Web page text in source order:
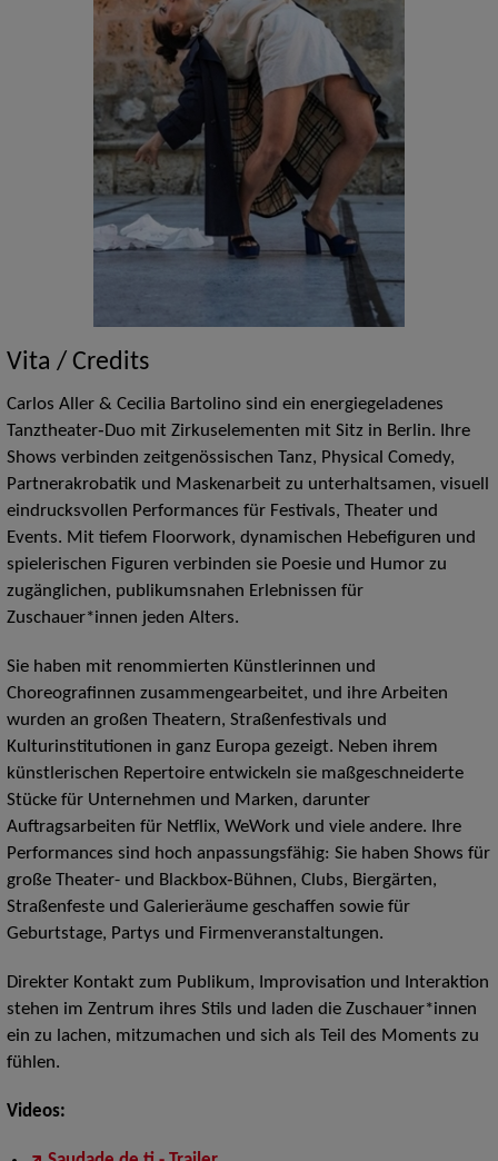
Vita / Credits
Carlos Aller & Cecilia Bartolino sind ein energiegeladenes
Tanztheater‑Duo mit Zirkuselementen mit Sitz in Berlin. Ihre
Shows verbinden zeitgenössischen Tanz, Physical Comedy,
Partnerakrobatik und Maskenarbeit zu unterhaltsamen, visuell
eindrucksvollen Performances für Festivals, Theater und
Events. Mit tiefem Floorwork, dynamischen Hebefiguren und
spielerischen Figuren verbinden sie Poesie und Humor zu
zugänglichen, publikumsnahen Erlebnissen für
Zuschauer*innen jeden Alters.
Sie haben mit renommierten Künstlerinnen und
Choreografinnen zusammengearbeitet, und ihre Arbeiten
wurden an großen Theatern, Straßenfestivals und
Kulturinstitutionen in ganz Europa gezeigt. Neben ihrem
künstlerischen Repertoire entwickeln sie maßgeschneiderte
Stücke für Unternehmen und Marken, darunter
Auftragsarbeiten für Netflix, WeWork und viele andere. Ihre
Performances sind hoch anpassungsfähig: Sie haben Shows für
große Theater- und Blackbox‑Bühnen, Clubs, Biergärten,
Straßenfeste und Galerieräume geschaffen sowie für
Geburtstage, Partys und Firmenveranstaltungen.
Direkter Kontakt zum Publikum, Improvisation und Interaktion
stehen im Zentrum ihres Stils und laden die Zuschauer*innen
ein zu lachen, mitzumachen und sich als Teil des Moments zu
fühlen.
Videos: